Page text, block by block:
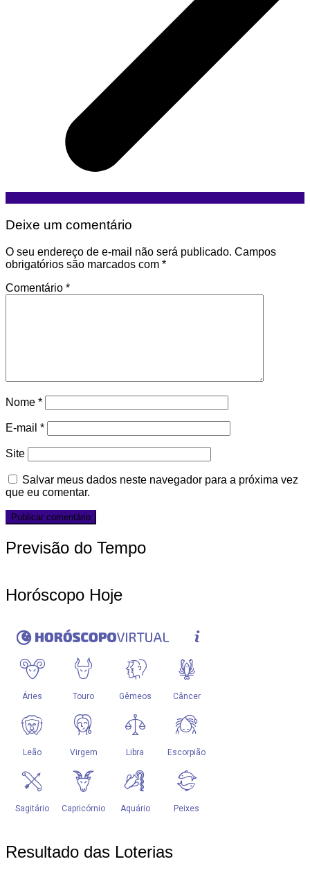
Deixe um comentário
O seu endereço de e-mail não será publicado. Campos
obrigatórios são marcados com *
Comentário *
Nome *
E-mail *
Site
Salvar meus dados neste navegador para a próxima vez
que eu comentar.
Previsão do Tempo
Horóscopo Hoje
Resultado das Loterias